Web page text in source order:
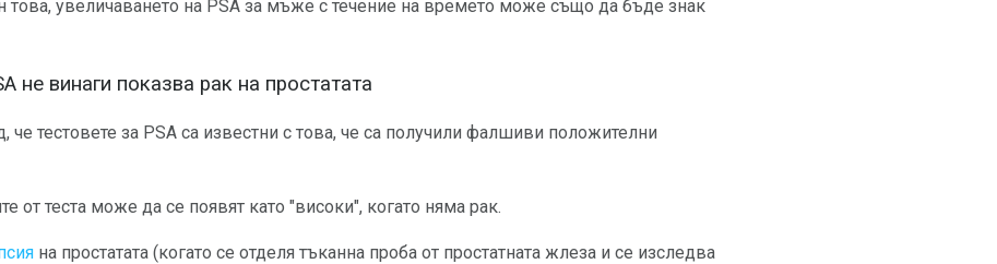
това, увеличаването на PSA за мъже с течение на времето може също да бъде знак
не винаги показва рак на простатата
че тестовете за PSA са известни с това, че са получили фалшиви положителни
от теста може да се появят като "високи", когато няма рак.
на простатата (когато се отделя тъканна проба от простатната жлеза и се изследва